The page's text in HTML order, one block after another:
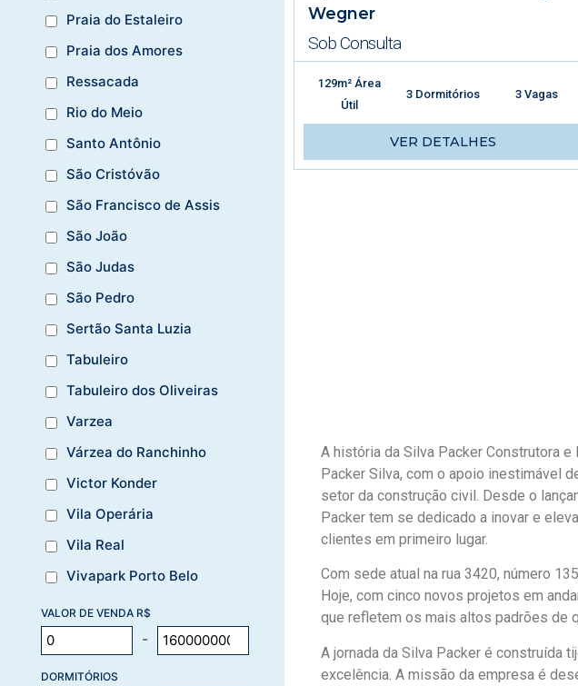
Praia do Estaleiro
Praia dos Amores
Ressacada
Rio do Meio
Santo Antônio
São Cristóvão
São Francisco de Assis
São João
São Judas
São Pedro
Sertão Santa Luzia
Tabuleiro
Tabuleiro dos Oliveiras
Varzea
Várzea do Ranchinho
Victor Konder
Vila Operária
Vila Real
Vivapark Porto Belo
VALOR DE VENDA R$
-
DORMITÓRIOS
Wegner
Sob Consulta
129m² Área
Útil
3 Dormitórios 3 Vagas
VER DETALHES
A história da Silva Packer Construtora
Packer Silva, com o apoio inestimável
setor da construção civil. Desde o
Packer tem se dedicado a inovar e
clientes em primeiro lugar.
Com sede atual na rua 3420, número
Hoje, com cinco novos projetos em
que refletem os mais altos padrões de
A jornada da Silva Packer é construída
excelência. A missão da empresa é